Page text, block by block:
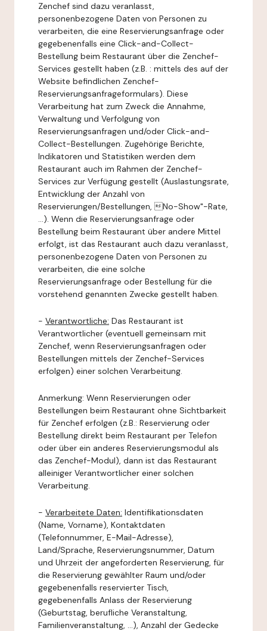
Zenchef sind dazu veranlasst,
personenbezogene Daten von Personen zu
verarbeiten, die eine Reservierungsanfrage oder
gegebenenfalls eine Click-and-Collect-
Bestellung beim Restaurant über die Zenchef-
Services gestellt haben (z.B. : mittels des auf der
Website befindlichen Zenchef-
Reservierungsanfrageformulars). Diese
Verarbeitung hat zum Zweck die Annahme,
Verwaltung und Verfolgung von
Reservierungsanfragen und/oder Click-and-
Collect-Bestellungen. Zugehörige Berichte,
Indikatoren und Statistiken werden dem
Restaurant auch im Rahmen der Zenchef-
Services zur Verfügung gestellt (Auslastungsrate,
Entwicklung der Anzahl von
Reservierungen/Bestellungen, No-Show"-Rate,
...). Wenn die Reservierungsanfrage oder
Bestellung beim Restaurant über andere Mittel
erfolgt, ist das Restaurant auch dazu veranlasst,
personenbezogene Daten von Personen zu
verarbeiten, die eine solche
Reservierungsanfrage oder Bestellung für die
vorstehend genannten Zwecke gestellt haben.
- Verantwortliche: Das Restaurant ist
Verantwortlicher (eventuell gemeinsam mit
Zenchef, wenn Reservierungsanfragen oder
Bestellungen mittels der Zenchef-Services
erfolgen) einer solchen Verarbeitung.
Anmerkung: Wenn Reservierungen oder
Bestellungen beim Restaurant ohne Sichtbarkeit
für Zenchef erfolgen (z.B.: Reservierung oder
Bestellung direkt beim Restaurant per Telefon
oder über ein anderes Reservierungsmodul als
das Zenchef-Modul), dann ist das Restaurant
alleiniger Verantwortlicher einer solchen
Verarbeitung.
- Verarbeitete Daten: Identifikationsdaten
(Name, Vorname), Kontaktdaten
(Telefonnummer, E-Mail-Adresse),
Land/Sprache, Reservierungsnummer, Datum
und Uhrzeit der angeforderten Reservierung, für
die Reservierung gewählter Raum und/oder
gegebenenfalls reservierter Tisch,
gegebenenfalls Anlass der Reservierung
(Geburtstag, berufliche Veranstaltung,
Familienveranstaltung, ...), Anzahl der Gedecke